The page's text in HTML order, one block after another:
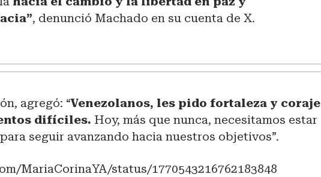
, denunció Machado en su cuenta de X.
agregó: “Venezolanos, les pido fortaleza y coraje
difíciles. Hoy, más que nunca, necesitamos estar
seguir avanzando hacia nuestros objetivos”.
MariaCorinaYA/status/1770543216762183848